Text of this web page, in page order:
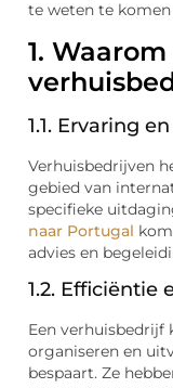
te weten te
1.
1.1. Ervaring
Verhuisbedrijven
gebied van
specifieke
naar Portugal
advies en
1.2. Efficiëntie
Een verhuisbedrijf
organiseren en
bespaart. Ze